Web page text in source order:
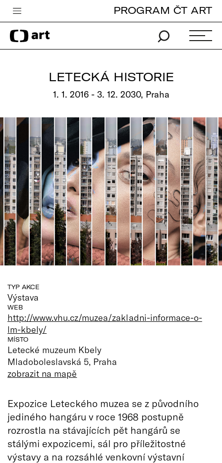
Česká televize
Zpravodajství
Pro děti
edu
Vše o ČT
PROGRAM ČT ART
LETECKÁ HISTORIE
1. 1. 2016 - 3. 12. 2030, Praha
TYP AKCE
Výstava
WEB
http://www.vhu.cz/muzea/zakladni-informace-o-
lm-kbely/
MÍSTO
Letecké muzeum Kbely
Mladoboleslavská 5, Praha
zobrazit na mapě
Expozice Leteckého muzea se z původního
jediného hangáru v roce 1968 postupně
rozrostla na stávajících pět hangárů se
stálými expozicemi, sál pro příležitostné
výstavy a na rozsáhlé venkovní výstavní